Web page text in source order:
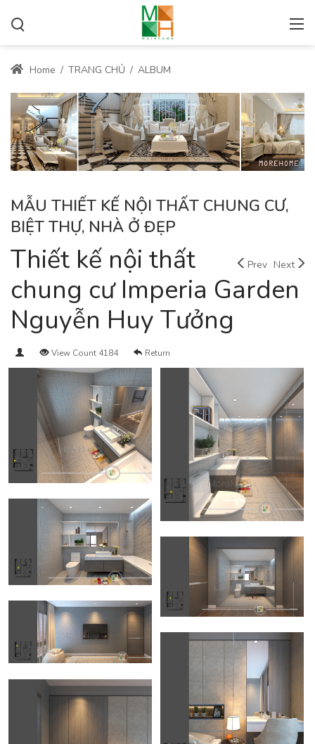
Home / TRANG CHỦ / ALBUM
MẪU THIẾT KẾ NỘI THẤT CHUNG CƯ,
BIỆT THỰ, NHÀ Ở ĐẸP
Prev Next
Thiết kế nội thất
chung cư Imperia Garden
Nguyễn Huy Tưởng
View Count 4184 Return